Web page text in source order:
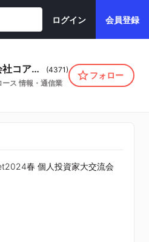
ログイン 会員登録
株式会社コアコンセプト・テクノロジー (4371)
ース 情報・通信業
フォロー
春 個人投資家大交流会